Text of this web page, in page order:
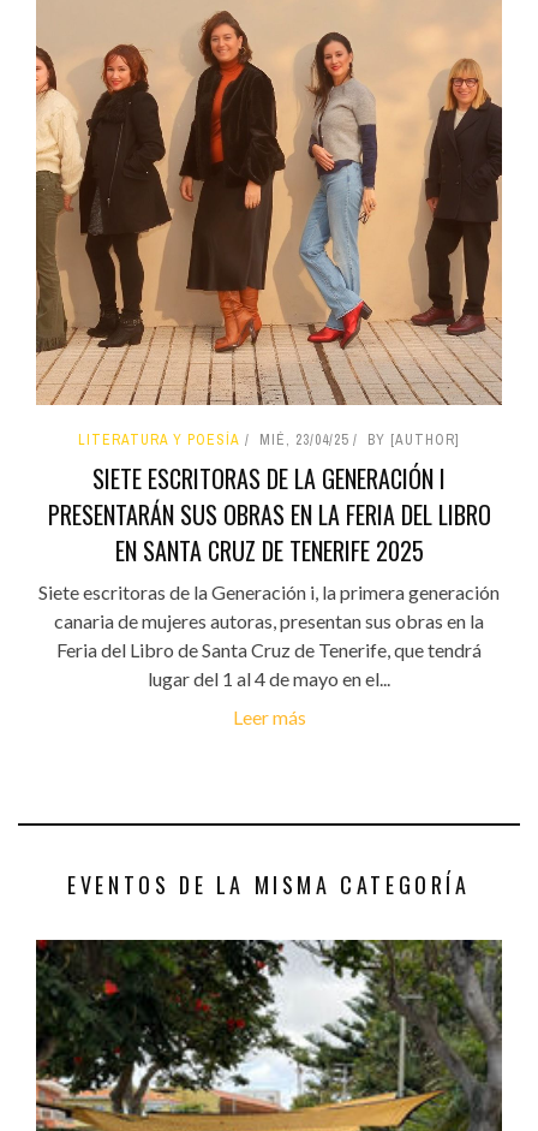
LITERATURA Y POESÍA MIÉ, 23/04/25 BY [AUTHOR]
SIETE ESCRITORAS DE LA GENERACIÓN I
PRESENTARÁN SUS OBRAS EN LA FERIA DEL LIBRO
EN SANTA CRUZ DE TENERIFE 2025
Siete escritoras de la Generación i, la primera generación
canaria de mujeres autoras, presentan sus obras en la
Feria del Libro de Santa Cruz de Tenerife, que tendrá
lugar del 1 al 4 de mayo en el...
Leer más
EVENTOS DE LA MISMA CATEGORÍA